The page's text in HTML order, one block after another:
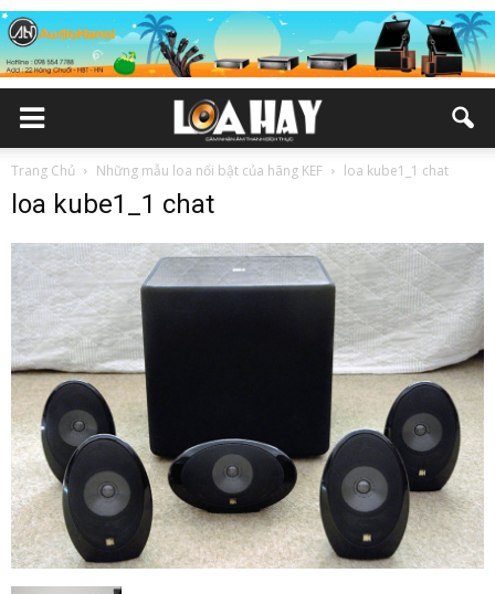
Trang Chủ Những mẫu loa nổi bật của hãng KEF loa kube1_1 chat
loa kube1_1 chat